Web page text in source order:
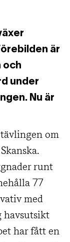
är
och
under
Nu är
om
runt
77
med
havsutsikt
har fått en